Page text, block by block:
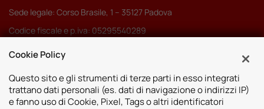
Sede legale: Corso Brasile, 1 – 35127 Padova
Codice fiscale e p.iva: 05295540289
Pec:autoserenissima3.0srl@legalmail.it
Cookie Policy
Questo sito e gli strumenti di terze parti in esso integrati
trattano dati personali (es. dati di navigazione o indirizzi IP)
e fanno uso di Cookie, Pixel, Tags o altri identificatori